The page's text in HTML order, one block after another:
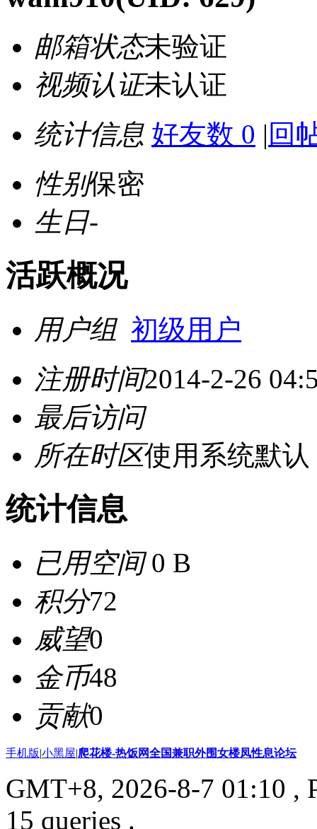
邮箱状态未验证
视频认证未认证
统计信息 好友数 0 | 回
性别保密
生日-
活跃概况
用户组 初级用户
注册时间2014-2-26
最后访问
所在时区使用系统默认
统计信息
已用空间0 B
积分72
威望0
金币48
贡献0
手机版|小黑屋|爬花楼-热饭网全国兼职外围女楼凤性息论坛
GMT+8, 2026-8-7 01:10 ,
15 queries .